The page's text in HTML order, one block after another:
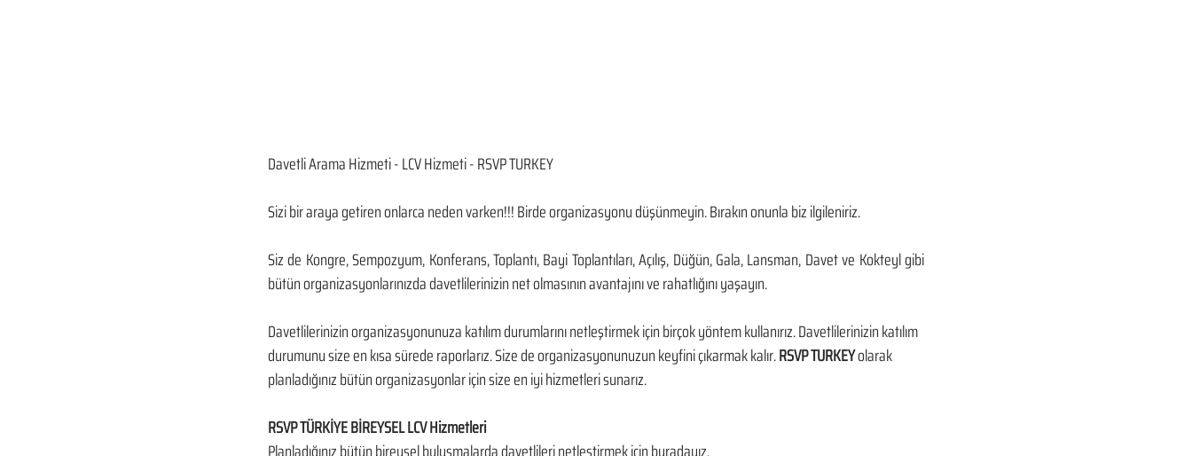
Davetli Arama Hizmeti - LCV Hizmeti - RSVP TURKEY
Sizi bir araya getiren onlarca neden varken!!! Birde organizasyonu düşünmeyin. Bırakın onunla biz ilgileniriz.
Siz de Kongre, Sempozyum, Konferans, Toplantı, Bayi Toplantıları, Açılış, Düğün, Gala, Lansman, Davet ve Kokteyl gibi
bütün organizasyonlarınızda davetlilerinizin net olmasının avantajını ve rahatlığını yaşayın.
Davetlilerinizin organizasyonunuza katılım durumlarını netleştirmek için birçok yöntem kullanırız. Davetlilerinizin katılım
durumunu size en kısa sürede raporlarız. Size de organizasyonunuzun keyfini çıkarmak kalır. RSVP TURKEY olarak
planladığınız bütün organizasyonlar için size en iyi hizmetleri sunarız.
RSVP TÜRKİYE BİREYSEL LCV Hizmetleri